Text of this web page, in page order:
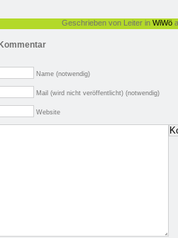
Geschrieben von Leiter in WiWö
Name (notwendig)
Mail (wird nicht veröffentlicht) (notwendig)
Website